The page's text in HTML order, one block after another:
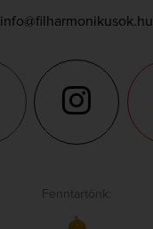
info@filharmonikusok.hu
Fenntartónk: